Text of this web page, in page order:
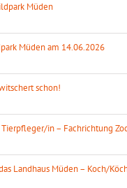
Müden
Müden am 14.06.2026
schon!
in – Fachrichtung
Landhaus Müden – Koch/